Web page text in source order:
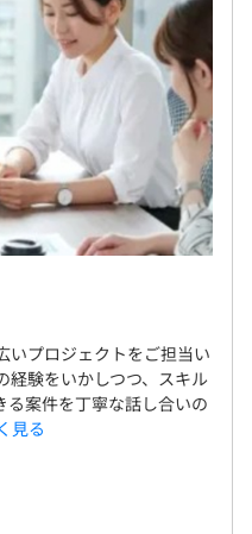
いプロジェクトをご担当い
経験をいかしつつ、スキル
案件を丁寧な話し合いの
見る